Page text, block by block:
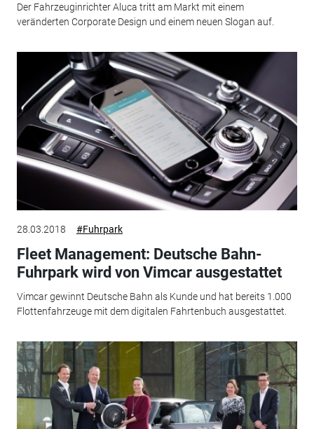
Der Fahrzeuginrichter Aluca tritt am Markt mit einem
veränderten Corporate Design und einem neuen Slogan auf.
28.03.2018 #Fuhrpark
Fleet Management: Deutsche Bahn-
Fuhrpark wird von Vimcar ausgestattet
Vimcar gewinnt Deutsche Bahn als Kunde und hat bereits 1.000
Flottenfahrzeuge mit dem digitalen Fahrtenbuch ausgestattet.